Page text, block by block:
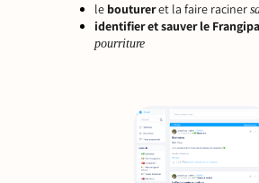
le boutureret la faire raciner
identifier et sauver le
pourriture